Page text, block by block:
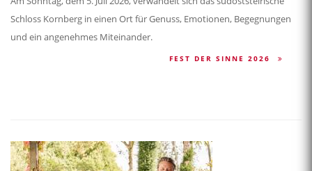
Schloss Kornberg in einen Ort für Genuss, Emotionen, Begegnungen
und ein angenehmes Miteinander.
FEST DER SINNE 2026